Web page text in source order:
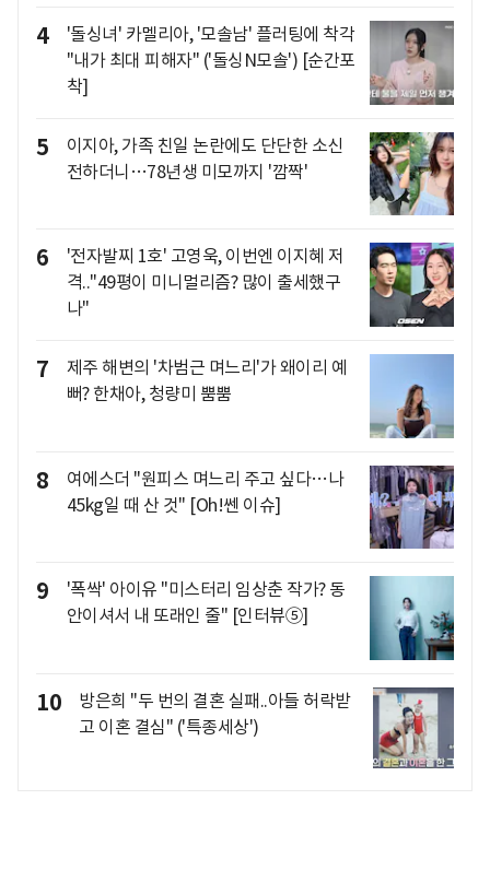
4
'돌싱녀' 카멜리아, '모솔남' 플러팅에 착각
"내가 최대 피해자" ('돌싱N모솔') [순간포
착]
5
이지아, 가족 친일 논란에도 단단한 소신
전하더니…78년생 미모까지 '깜짝'
6
'전자발찌 1호' 고영욱, 이번엔 이지혜 저
격.."49평이 미니멀리즘? 많이 출세했구
나"
7
제주 해변의 '차범근 며느리'가 왜이리 예
뻐? 한채아, 청량미 뿜뿜
8
여에스더 "원피스 며느리 주고 싶다…나
45kg일 때 산 것" [Oh!쎈 이슈]
9
'폭싹' 아이유 "미스터리 임상춘 작가? 동
안이셔서 내 또래인 줄" [인터뷰⑤]
10
방은희 "두 번의 결혼 실패..아들 허락받
고 이혼 결심" ('특종세상')